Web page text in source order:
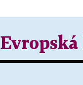
Evropská